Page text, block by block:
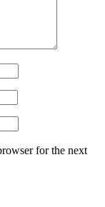
for the next